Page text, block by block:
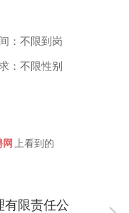
：不限到岗
：不限性别
网 上看到的
有限责任公